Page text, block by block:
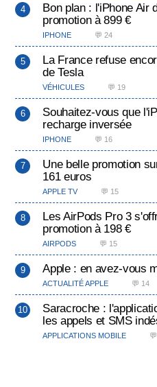
Bon plan : l'iPhone Air
promotion à 899 €
IPHONE 💬 24
La France refuse
de Tesla
VÉHICULES 💬 19
Souhaitez-vous que
recharge inversée
IPHONE 💬 16
Une belle promotion
161 euros
APPLE TV 💬 15
Les AirPods Pro 3
promotion à 198 €
AIRPODS 💬 15
Apple : en avez-vous
ACTUALITÉ APPLE 💬 14
Saracroche :
les appels et SMS
APPLICATIONS MOBILE